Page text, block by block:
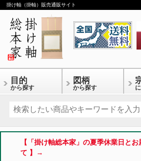
掛け軸（掛軸）販売通販サイト
目的
から探す
図柄
から探す
【「掛け軸総本家」の夏季休業日と
て 】→